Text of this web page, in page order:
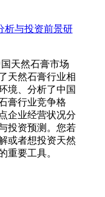
析与投资前景研
天然石膏市场
天然石膏行业相
境、分析了中国
膏行业竞争格
企业经营状况分
投资预测。您若
或者想投资天然
重要工具。